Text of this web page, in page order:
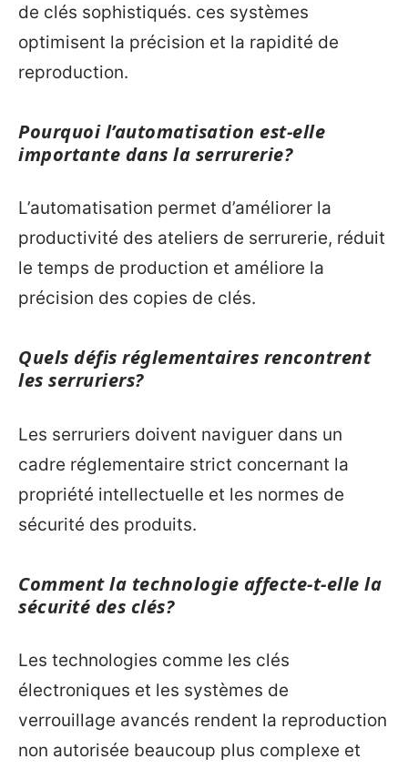
de clés sophistiqués. ces systèmes
optimisent la précision et la rapidité de
reproduction.
Pourquoi l’automatisation est-elle
importante dans la serrurerie?
L’automatisation permet d’améliorer la
productivité des ateliers de serrurerie, réduit
le temps de production et améliore la
précision des copies de clés.
Quels défis réglementaires rencontrent
les serruriers?
Les serruriers doivent naviguer dans un
cadre réglementaire strict concernant la
propriété intellectuelle et les normes de
sécurité des produits.
Comment la technologie affecte-t-elle la
sécurité des clés?
Les technologies comme les clés
électroniques et les systèmes de
verrouillage avancés rendent la reproduction
non autorisée beaucoup plus complexe et